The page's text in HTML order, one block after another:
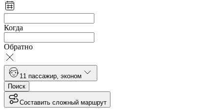
Когда
Обратно
1 1 пассажир эконом
Поиск
Составить сложный маршрут